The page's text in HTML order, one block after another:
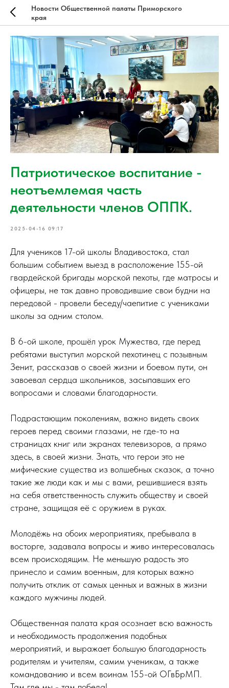
Новости Общественной палаты Приморского
края
Патриотическое воспитание -
неотъемлемая часть
деятельности членов ОППК.
2025-04-16 09:17
Для учеников 17-ой школы Владивостока, стал
большим событием выезд в расположение 155-ой
гвардейской бригады морской пехоты, где матросы и
офицеры, не так давно проводившие свои будни на
передовой - провели беседу/чаепитие с учениками
школы за одним столом.
В 6-ой школе, прошёл урок Мужества, где перед
ребятами выступил морской пехотинец с позывным
Зенит, рассказав о своей жизни и боевом пути, он
завоевал сердца школьников, засыпавших его
вопросами и словами благодарности.
Подрастающим поколениям, важно видеть своих
героев перед своими глазами, не где-то на
страницах книг или экранах телевизоров, а прямо
здесь, в своей жизни. Знать, что герои это не
мифические существа из волшебных сказок, а точно
такие же люди как и мы с вами, решившиеся взять
на себя ответственность служить обществу и своей
стране, защищая её с оружием в руках.
Молодёжь на обоих мероприятиях, пребывала в
восторге, задавала вопросы и живо интересовалась
всем происходящим. Не меньшую радость это
принесло и самим военным, для которых важно
получить отклик от самых ценных и важных в жизни
каждого мужчины людей.
Общественная палата края осознает всю важность
и необходимость продолжения подобных
мероприятий, и выражает большую благодарность
родителям и учителям, самим ученикам, а также
командованию и всем воинам 155-ой ОГвБрМП.